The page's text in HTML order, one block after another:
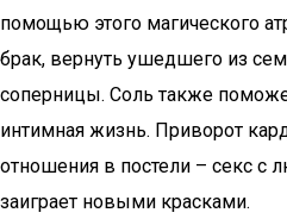
помощью этого магического
брак, вернуть ушедшего из
соперницы. Соль также
интимная жизнь. Приворот
отношения в постели – секс
заиграет новыми красками.